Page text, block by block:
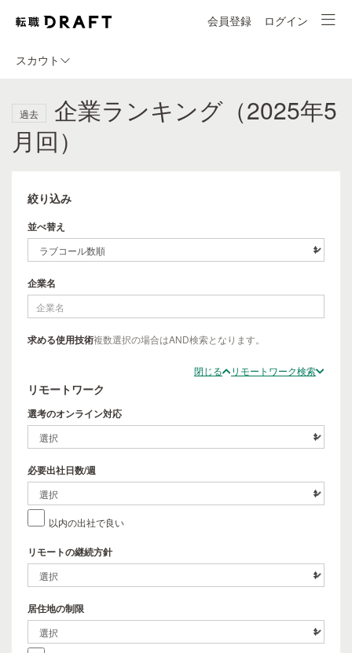
会員登録 ログイン
スカウト
過去
企業ランキング（2025年5
月回）
絞り込み
並べ替え
企業名
求める使用技術複数選択の場合はAND検索となります。
閉じる リモートワーク検索
リモートワーク
選考のオンライン対応
必要出社日数/週
以内の出社で良い
リモートの継続方針
居住地の制限